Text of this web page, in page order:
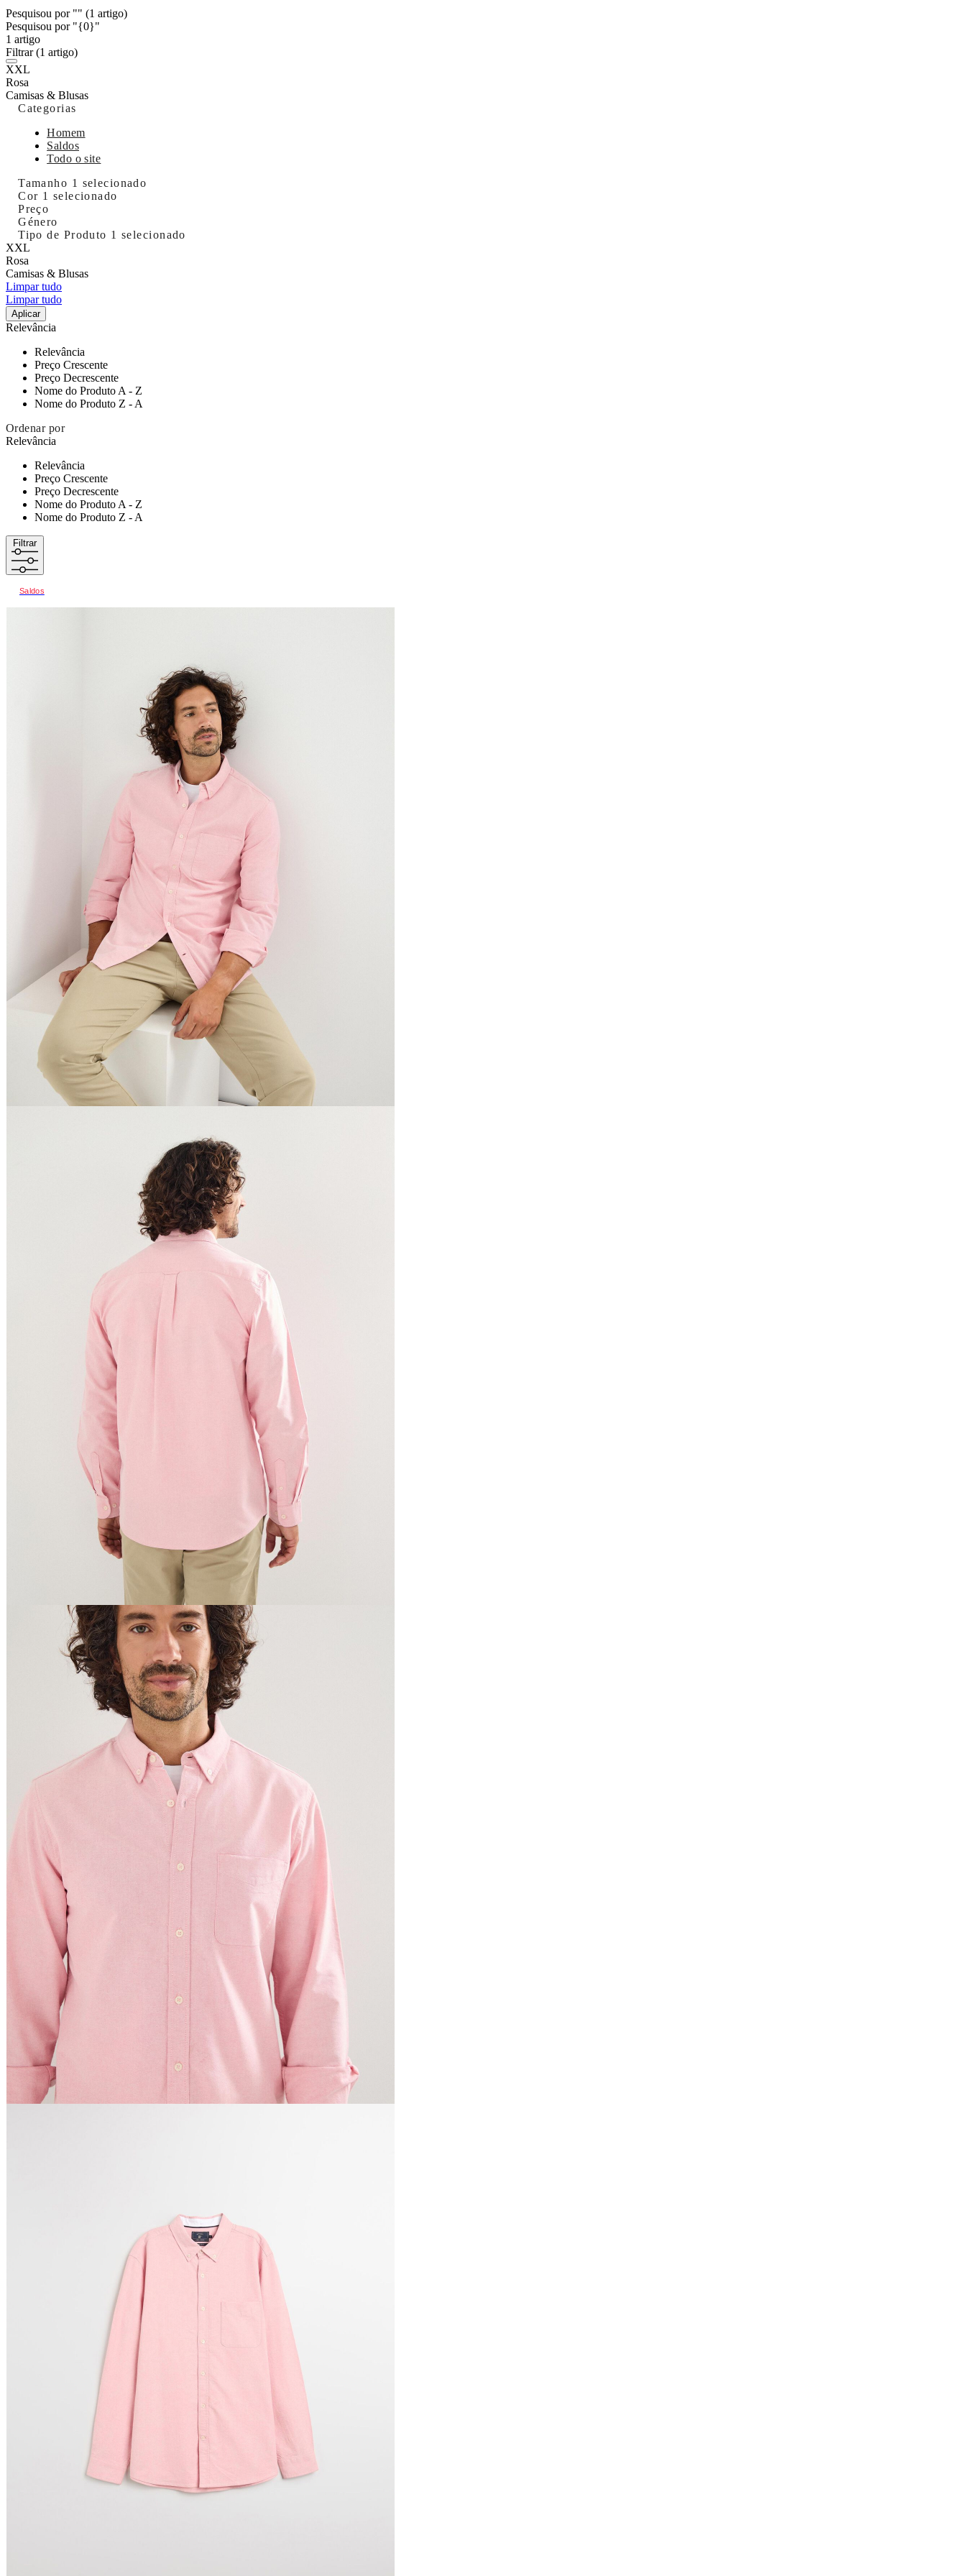
Pesquisou por "" (1 artigo)
Pesquisou por "{0}"
1 artigo
Filtrar(1 artigo)
XXL
Rosa
Camisas & Blusas
Categorias
Homem
Saldos
Todo o site
Tamanho 1 selecionado
Cor 1 selecionado
Preço
Género
Tipo de Produto 1 selecionado
XXL
Rosa
Camisas & Blusas
Limpar tudo
Limpar tudo
Aplicar
Relevância
Relevância
Preço Crescente
Preço Decrescente
Nome do Produto A - Z
Nome do Produto Z - A
Ordenar por
Relevância
Relevância
Preço Crescente
Preço Decrescente
Nome do Produto A - Z
Nome do Produto Z - A
Filtrar
Saldos